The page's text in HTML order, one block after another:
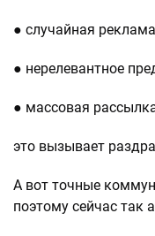
● случайная
● нерелевантное
● массовая
это вызывает
А вот точные
поэтому сейчас так